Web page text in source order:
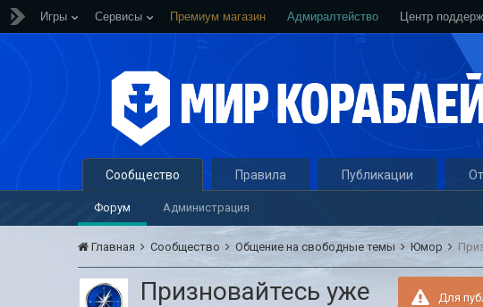
Игры Сервисы Премиум магазин Адмиралтейство Центр
Сообщество
Форум Администрация
Правила Публикации
Главная Сообщество Общение на свободные темы Юмор
Для
Призновайтесь уже